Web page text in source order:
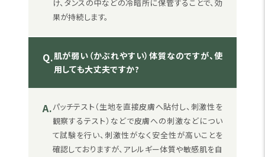
け、タンスの中などの冷暗所に保管することで、効
果が持続します。
Q.肌が弱い（かぶれやすい）体質なのですが、使
用しても大丈夫ですか?
A.パッチテスト（生地を直接皮膚へ貼付し、刺激性を
観察するテスト）などで皮膚への刺激などについ
て試験を行い、刺激性がなく安全性が高いことを
確認しておりますが、アレルギー体質や敏感肌を自